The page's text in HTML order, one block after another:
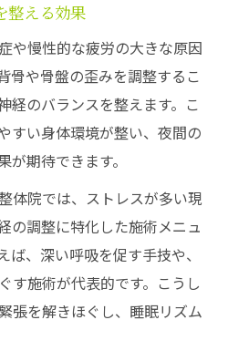
整える効果
や慢性的な疲労の大きな原因
骨や骨盤の歪みを調整するこ
経のバランスを整えます。こ
すい身体環境が整い、夜間の
期待できます。
体院では、ストレスが多い現
の調整に特化した施術メニュ
、深い呼吸を促す手技や、
す施術が代表的です。こうし
張を解きほぐし、睡眠リズム